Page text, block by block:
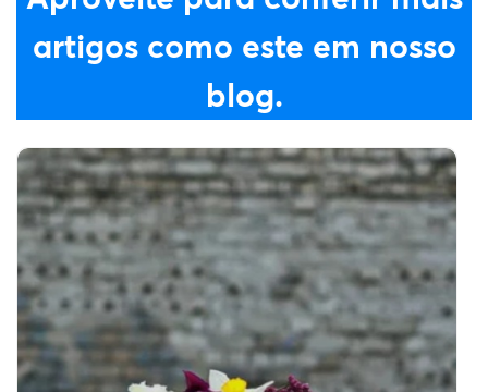
artigos como este em nosso
blog.